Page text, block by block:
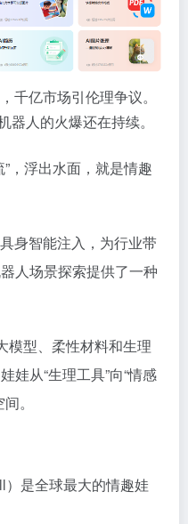
千亿市场引伦理争议。
人的火爆还在持续。
，浮出水面，就是情趣
身智能注入，为行业带
人场景探索提供了一种
模型、柔性材料和生理
娃从“生理工具”向“情感
。
是全球最大的情趣娃